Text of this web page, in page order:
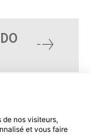
de nos visiteurs,
et vous faire